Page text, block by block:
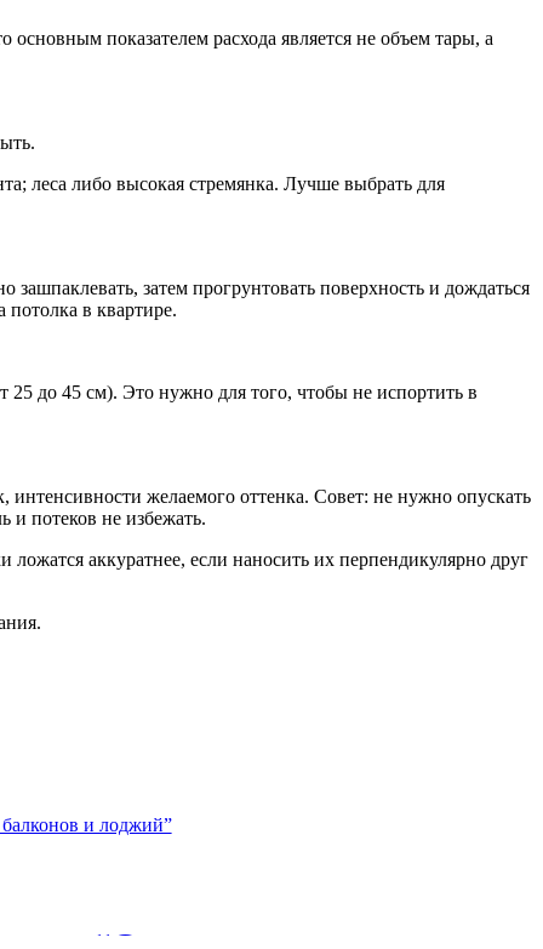
показателем расхода является не объем тары, а
леса либо высокая стремянка. Лучше выбрать для
затем прогрунтовать поверхность и дождаться
в квартире.
25 до 45 см). Это нужно для того, чтобы не испортить в
интенсивности желаемого оттенка. Совет: не нужно опускать
и потеков не избежать.
ложатся аккуратнее, если наносить их перпендикулярно друг